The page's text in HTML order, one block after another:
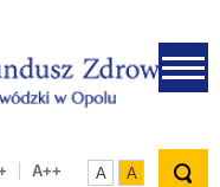
A++ A A